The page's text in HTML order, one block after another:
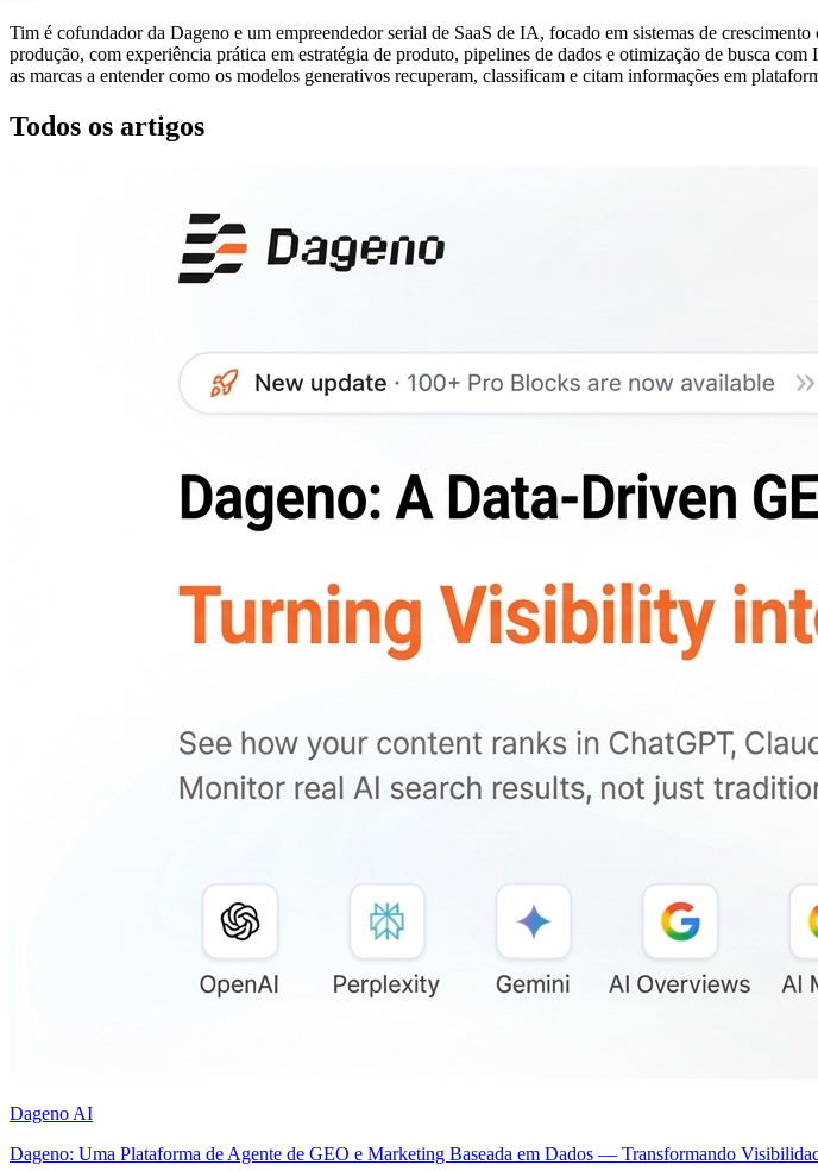
Tim é cofundador da Dageno e um empreendedor serial de SaaS de IA, focado em sistemas de
produção, com experiência prática em estratégia de produto, pipelines de dados e otimização de busca
as marcas a entender como os modelos generativos recuperam, classificam e citam informações em
Todos os artigos
Dageno AI
Dageno: Uma Plataforma de Agente de GEO e Marketing Baseada em Dados — Transformando